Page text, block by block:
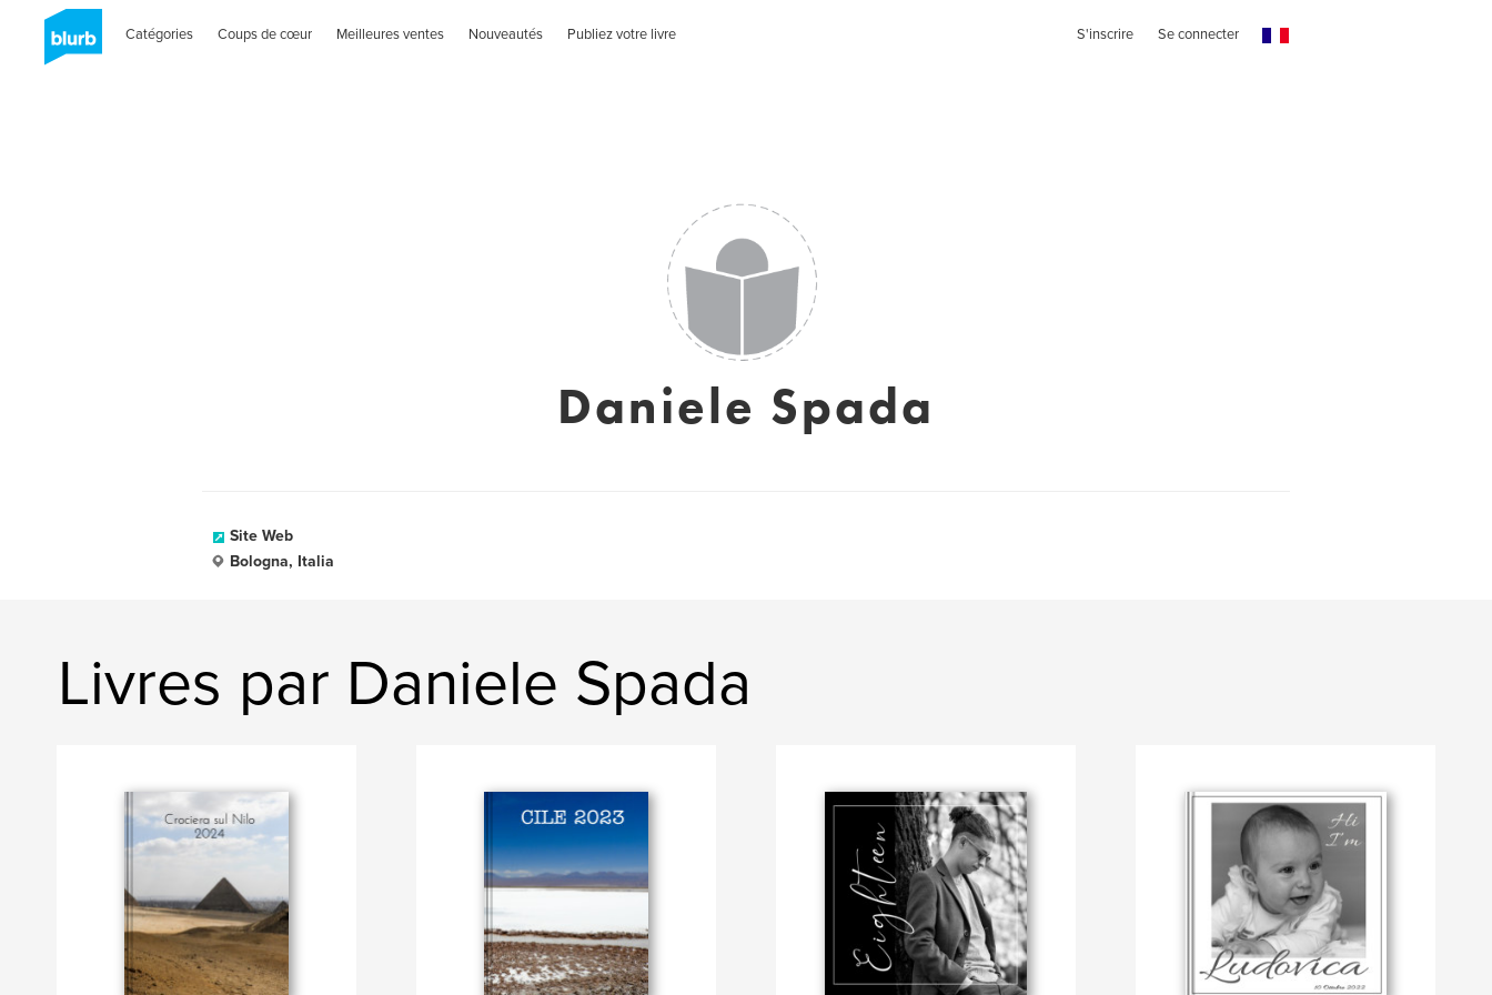
Catégories Coups de cœur Meilleures ventes Nouveautés Publiez votre livre S'inscrire Se connecter
Daniele Spada
Site Web
Bologna, Italia
Livres par Daniele Spada